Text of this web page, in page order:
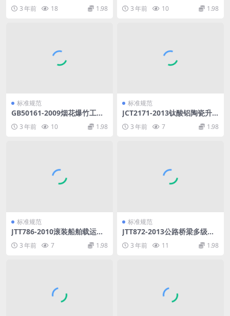
3 年前 18 1.98 3 年前 10 1.98
标准规范
GB50161-2009烟花爆竹工程
3 年前 10 1.98
标准规范
JCT2171-2013钛酸铝陶瓷升
3 年前 7 1.98
标准规范
JTT786-2010滚装船舶载运危
险货物车辆积载与隔离技术要
求.pdf
3 年前 7 1.98
标准规范
JTT872-2013公路桥梁多级水
3 年前 11 1.98